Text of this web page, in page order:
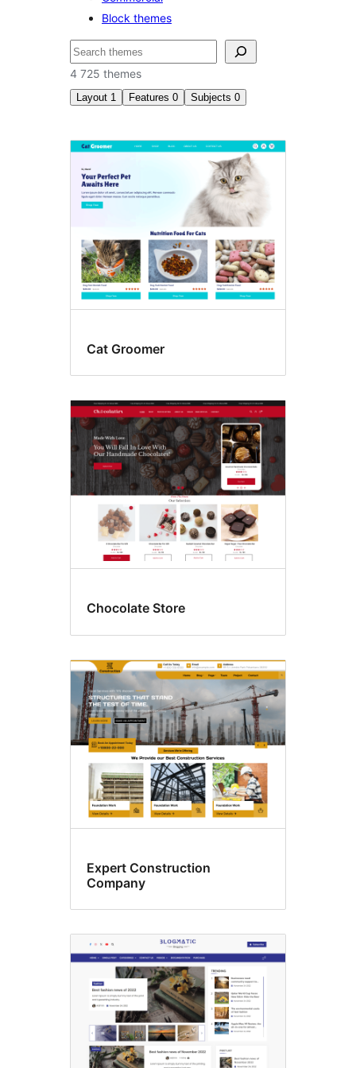
Block themes
Пошук
4 725 themes
Layout 1 Features 0 Subjects 0
Left
sidebar
Cat Groomer
Chocolate Store
Expert Construction
Company